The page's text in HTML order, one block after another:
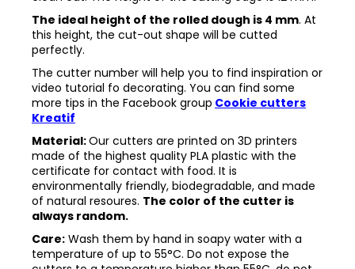
The ideal height of the rolled dough is 4 mm. At
this height, the cut-out shape will be cutted
perfectly.
The cutter number will help you to find inspiration or
video tutorial fo decorating. You can find some
more tips in the Facebook group Cookie cutters
Kreatif
Material:Our cutters are printed on 3D printers
made of the highest quality PLA plastic with the
certificate for contact with food. It is
environmentally friendly, biodegradable, and made
of natural resoures. The color of the cutter is
always random.
Care: Wash them by hand in soapy water with a
temperature of up to 55°C. Do not expose the